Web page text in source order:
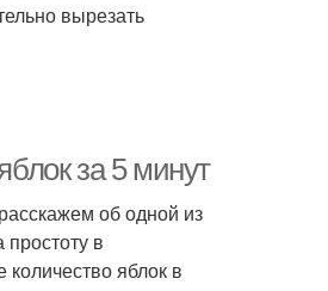
вырезать
за 5 минут
об одной из
в
яблок в